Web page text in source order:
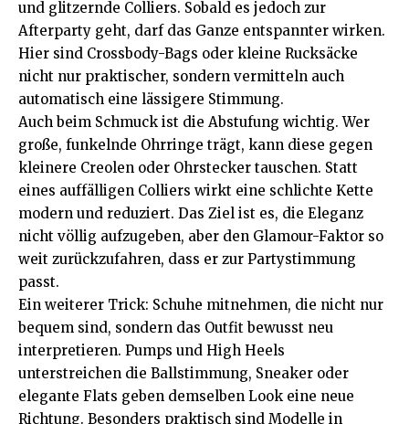
und glitzernde Colliers. Sobald es jedoch zur
Afterparty geht, darf das Ganze entspannter wirken.
Hier sind Crossbody-Bags oder kleine Rucksäcke
nicht nur praktischer, sondern vermitteln auch
automatisch eine lässigere Stimmung.
Auch beim Schmuck ist die Abstufung wichtig. Wer
große, funkelnde Ohrringe trägt, kann diese gegen
kleinere Creolen oder Ohrstecker tauschen. Statt
eines auffälligen Colliers wirkt eine schlichte Kette
modern und reduziert. Das Ziel ist es, die Eleganz
nicht völlig aufzugeben, aber den Glamour-Faktor so
weit zurückzufahren, dass er zur Partystimmung
passt.
Ein weiterer Trick: Schuhe mitnehmen, die nicht nur
bequem sind, sondern das Outfit bewusst neu
interpretieren. Pumps und High Heels
unterstreichen die Ballstimmung, Sneaker oder
elegante Flats geben demselben Look eine neue
Richtung. Besonders praktisch sind Modelle in